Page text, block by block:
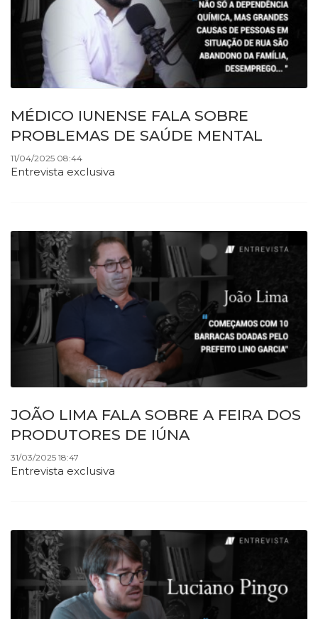
MÉDICO IUNENSE FALA SOBRE
PROBLEMAS DE SAÚDE MENTAL
11/04/2025 08:44
Entrevista exclusiva
JOÃO LIMA FALA SOBRE A FEIRA DOS
PRODUTORES DE IÚNA
31/03/2025 18:47
Entrevista exclusiva